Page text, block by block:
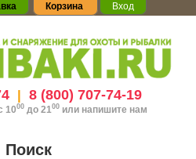
Корзина Вход
| 8 (800) 707-74-19
1000до 21 00 или напишите нам
Поиск